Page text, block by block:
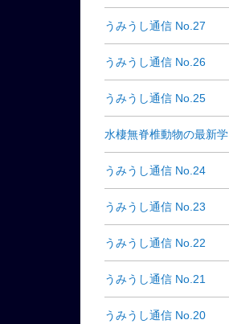
うみうし通信 No.27
うみうし通信 No.26
うみうし通信 No.25
水棲無脊椎動物の最新学
うみうし通信 No.24
うみうし通信 No.23
うみうし通信 No.22
うみうし通信 No.21
うみうし通信 No.20